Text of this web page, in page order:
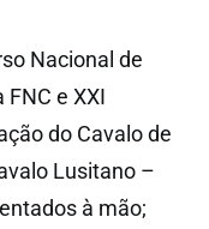
Nacional de
e XXI
do Cavalo de
Lusitano –
à mão;